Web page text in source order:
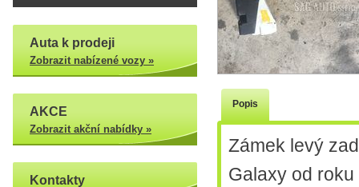
Auta k prodeji
Zobrazit nabízené vozy »
AKCE
Zobrazit akční nabídky »
Kontakty
Popis
Zámek levý
Galaxy od